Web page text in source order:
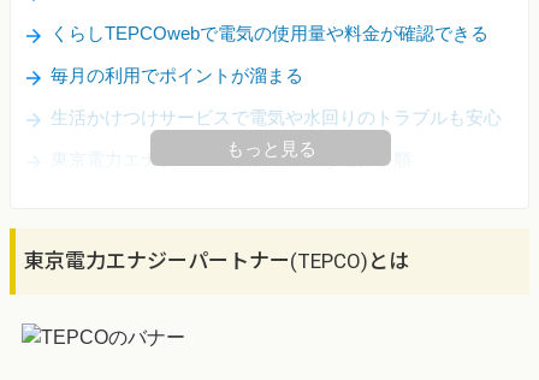
くらしTEPCOwebで電気の使用量や料金が確認できる
毎月の利用でポイントが溜まる
生活かけつけサービスで電気や水回りのトラブルも安心
東京電力エナジーパートナーの申し込み手順
もっと見る
東京電力エナジーパートナー(TEPCO)とは